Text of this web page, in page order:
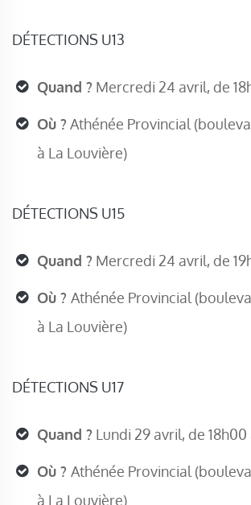
DÉTECTIONS U13
Quand ? Mercredi 24 avril, de
Où ? Athénée Provincial
à La Louvière)
DÉTECTIONS U15
Quand ? Mercredi 24 avril, de
Où ? Athénée Provincial
à La Louvière)
DÉTECTIONS U17
Quand ? Lundi 29 avril, de 18h00
Où ? Athénée Provincial
à La Louvière)